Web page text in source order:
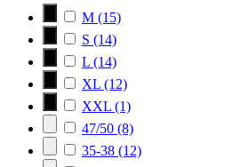
M (15)
S (14)
L (14)
XL (12)
XXL (1)
47/50 (8)
35-38 (12)